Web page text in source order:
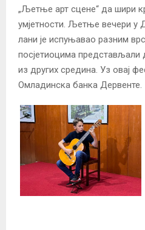
„Љетње арт сцене“ да шири
умјетности. Љетње вечери у
лани је испуњавао разним
посјетиоцима представљали
из других средина. Уз овај
Омладинска банка Дервенте.